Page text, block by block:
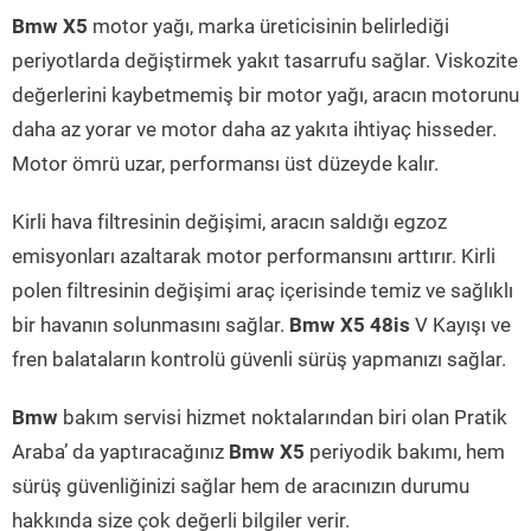
Bmw X5 motor yağı, marka üreticisinin belirlediği
periyotlarda değiştirmek yakıt tasarrufu sağlar. Viskozite
değerlerini kaybetmemiş bir motor yağı, aracın motorunu
daha az yorar ve motor daha az yakıta ihtiyaç hisseder.
Motor ömrü uzar, performansı üst düzeyde kalır.
Kirli hava filtresinin değişimi, aracın saldığı egzoz
emisyonları azaltarak motor performansını arttırır. Kirli
polen filtresinin değişimi araç içerisinde temiz ve sağlıklı
bir havanın solunmasını sağlar. Bmw X5 48is V Kayışı ve
fren balataların kontrolü güvenli sürüş yapmanızı sağlar.
Bmw bakım servisi hizmet noktalarından biri olan Pratik
Araba’ da yaptıracağınız Bmw X5 periyodik bakımı, hem
sürüş güvenliğinizi sağlar hem de aracınızın durumu
hakkında size çok değerli bilgiler verir.